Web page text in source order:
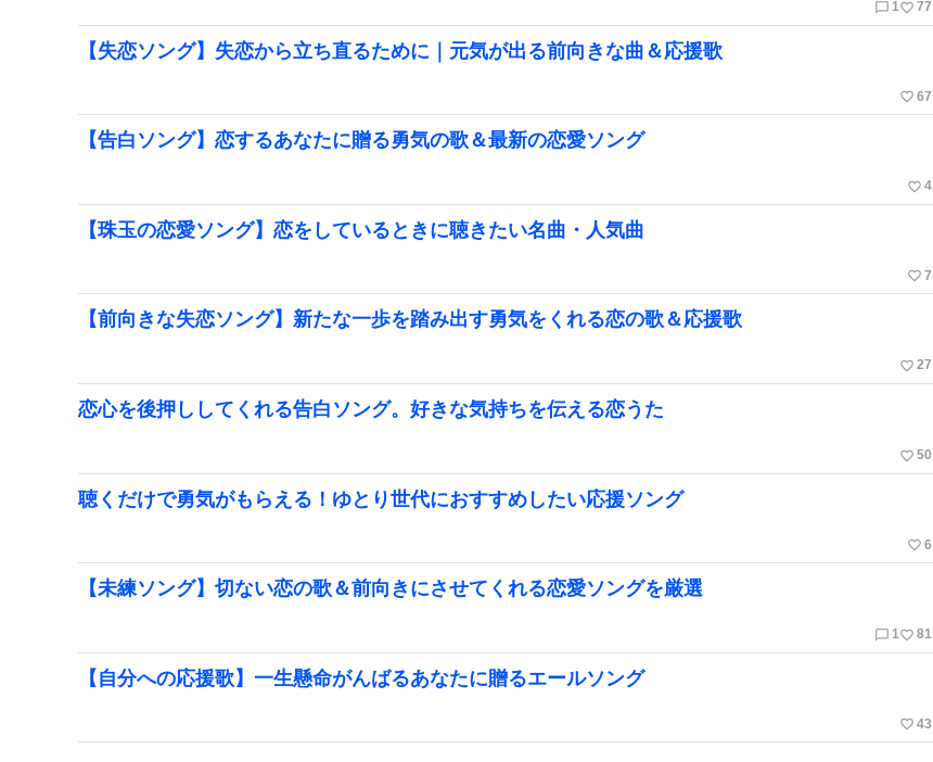
chat_bubble_outline 1 favorite_border 77
【失恋ソング】失恋から立ち直るために｜元気が出る前向きな曲＆応援歌
favorite_border 67
【告白ソング】恋するあなたに贈る勇気の歌＆最新の恋愛ソング
favorite_border 4
【珠玉の恋愛ソング】恋をしているときに聴きたい名曲・人気曲
favorite_border 7
【前向きな失恋ソング】新たな一歩を踏み出す勇気をくれる恋の歌＆応援歌
favorite_border 27
恋心を後押ししてくれる告白ソング。好きな気持ちを伝える恋うた
favorite_border 50
聴くだけで勇気がもらえる！ゆとり世代におすすめしたい応援ソング
favorite_border 6
【未練ソング】切ない恋の歌＆前向きにさせてくれる恋愛ソングを厳選
chat_bubble_outline 1 favorite_border 81
【自分への応援歌】一生懸命がんばるあなたに贈るエールソング
favorite_border 43